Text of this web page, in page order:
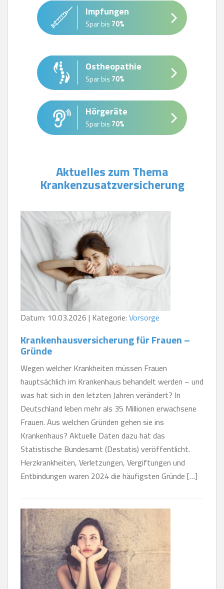
Impfungen
Spar bis 70%
Ostheopathie
Spar bis 70%
Hörgeräte
Spar bis 70%
Aktuelles zum Thema
Krankenzusatzversicherung
Datum: 10.03.2026 | Kategorie: Vorsorge
Krankenhausversicherung für Frauen –
Gründe
Wegen welcher Krankheiten müssen Frauen
hauptsächlich im Krankenhaus behandelt werden – und
was hat sich in den letzten Jahren verändert? In
Deutschland leben mehr als 35 Millionen erwachsene
Frauen. Aus welchen Gründen gehen sie ins
Krankenhaus? Aktuelle Daten dazu hat das
Statistische Bundesamt (Destatis) veröffentlicht.
Herzkrankheiten, Verletzungen, Vergiftungen und
Entbindungen waren 2024 die häufigsten Gründe […]